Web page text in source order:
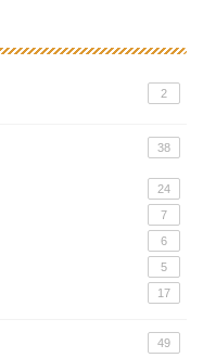
2
38
24
7
6
5
17
49